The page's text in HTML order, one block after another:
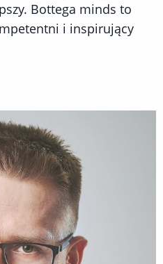
Bottega minds to
i inspirujący